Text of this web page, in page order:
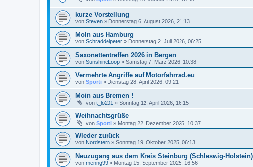
kurze Vorstellung
von Steven » Donnerstag 6. August 2026, 21:13
Moin aus Hamburg
von Schraddelpeter » Donnerstag 2. Juli 2026, 06:25
Saxonettentreffen 2026 in Bergen
von SunshineLoop » Samstag 7. März 2026, 10:38
Vermehrte Angriffe auf Motorfahrrad.eu
von Sporti » Dienstag 28. April 2026, 09:21
Moin aus Bremen !
von t_lo201 » Sonntag 12. April 2026, 16:15
Weihnachtsgrüße
von Sporti » Montag 22. Dezember 2025, 10:37
Wieder zurück
von Nordstern » Sonntag 19. Oktober 2025, 06:13
Neuzugang aus dem Kreis Steinburg (Schleswig-Holstein)
von menng99 » Montag 15. September 2025, 16:56